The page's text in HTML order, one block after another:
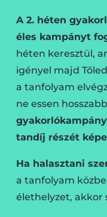
A 2. héten
éles kampányt
héten keresztül,
igényel majd
a tanfolyam
ne essen
tandíj részét
Ha halasztani
a tanfolyam
élethelyzet, akkor